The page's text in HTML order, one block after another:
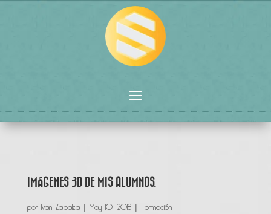
IMÁGENES 3D DE MIS ALUMNOS.
por Ivan Zabalza| May 10, 2018| Formación